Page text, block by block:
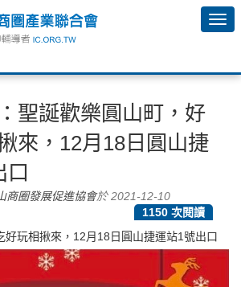
：聖誕歡樂圓山町，好
來，12月18日圓山捷
口
商圈發展促進協會於 2021-12-10
1150 次閱讀
好玩相揪來，12月18日圓山捷運站1號出口